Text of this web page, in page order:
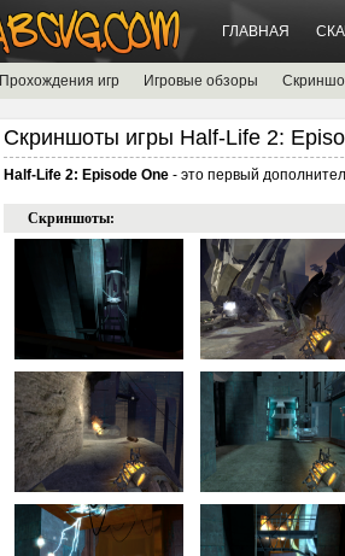
ГЛАВНАЯ
Прохождения игр Игровые обзоры
Скриншоты игры Half-Life 2:
Half-Life 2: Episode One - это первый
Скриншоты: